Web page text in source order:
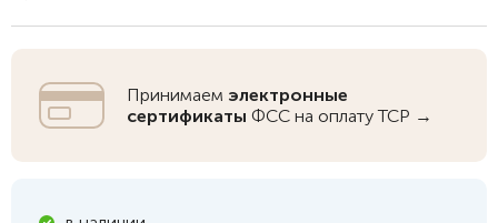
Принимаем электронные
сертификаты ФСС на оплату ТСР →